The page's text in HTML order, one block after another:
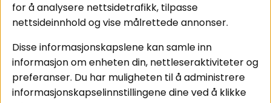
Billyd
Lyd til hjemmet
Pakkeløsninger
Instagram
Facebook
Youtube
for å analysere nettsidetrafikk, tilpasse
nettsideinnhold og vise målrettede annonser.
Disse informasjonskapslene kan samle inn
informasjon om enheten din, nettleseraktiviteter og
preferanser. Du har muligheten til å administrere
informasjonskapselinnstillingene dine ved å klikke